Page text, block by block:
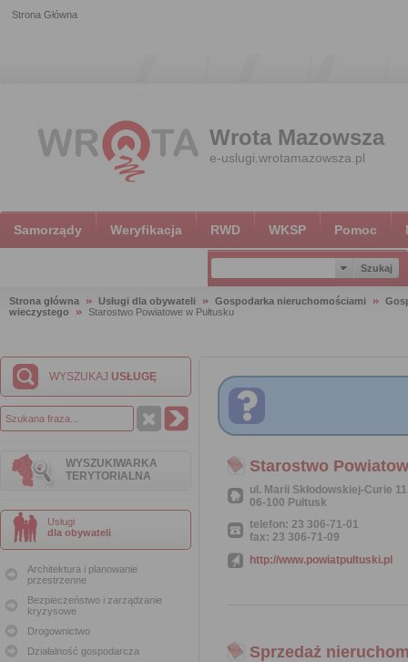
Strona Główna
Wrota Mazowsza
e-uslugi.wrotamazowsza.pl
Samorządy Weryfikacja RWD WKSP Pomoc
Strona główna Usługi dla obywateli Gospodarka nieruchomościami
wieczystego
Starostwo Powiatowe w Pułtusku
WYSZUKAJ USŁUGĘ
WYSZUKIWARKA
TERYTORIALNA
Usługi
dla obywateli
Architektura i planowanie
przestrzenne
Bezpieczeństwo i zarządzanie
kryzysowe
Drogownictwo
Działalność gospodarcza
Starostwo
ul. Marii Skłodowskiej-Curie 11
06-100 Pułtusk
telefon: 23 306-71-01
fax: 23 306-71-09
http://www.powiatpultuski.pl
Sprzedaż